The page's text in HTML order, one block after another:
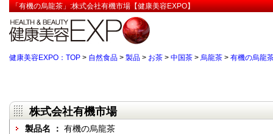
「有機の烏龍茶」:株式会社有機市場【健康美容EXPO】
健康美容EXPO：TOP > 自然食品 > 製品 > お茶 > 中国茶 > 烏龍茶 > 有機の烏龍
株式会社有機市場
製品名 ： 有機の烏龍茶